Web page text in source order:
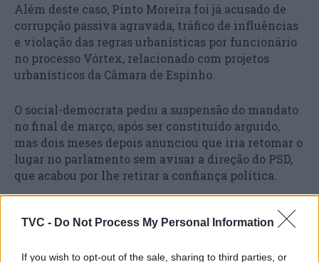
TVC - Do Not Process My Personal Information
If you wish to opt-out of the sale, sharing to third parties, or
Além deste caso, Pinto Moreira foi já acusado de
corrupção passiva agravada, tráfico de influências
e violação das regras urbanísticas por funcionário
no processo Vórtex, relacionado com projetos
urbanísticos da Câmara de Espinho.
O social-democrata pediu a suspensão do mandato
no final de março, após ser constituído arguido,
mas dois meses depois anunciou que iria retomar o
lugar no parlamento sem avisar a direção do PSD,
que acabou por lhe retirar a confiança política.